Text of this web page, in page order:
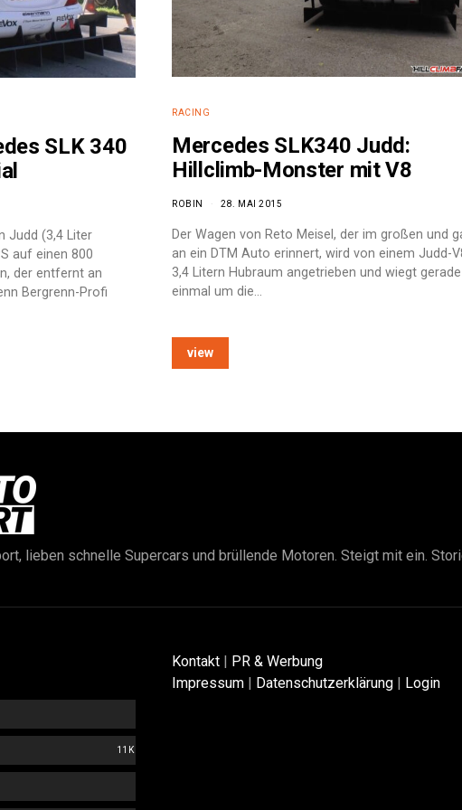
SLK 340
Judd (3,4 Liter
auf einen 800
der entfernt an
Bergrenn-Profi
RACING
Mercedes SLK340 Judd:
Hillclimb-Monster mit V8
ROBIN 28. MAI 2015
Der Wagen von Reto Meisel, der im großen und
an ein DTM Auto erinnert, wird von einem Judd-
3,4 Litern Hubraum angetrieben und wiegt gerade
einmal um die…
view
lieben schnelle Supercars und brüllende Motoren. Steigt mit ein.
11K
Kontakt | PR & Werbung
Impressum | Datenschutzerklärung | Login